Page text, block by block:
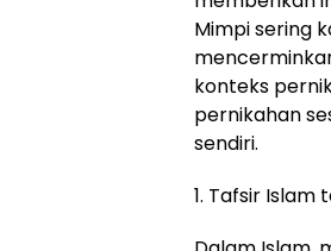
Mimpi sering
konteks
pernikahan
sendiri.
1. Tafsir Islam